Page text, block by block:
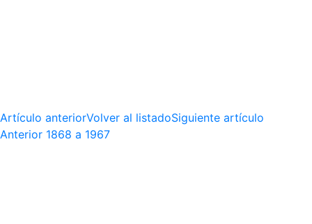
Artículo anteriorVolver al listadoSiguiente artículo
Anterior 1868 a 1967